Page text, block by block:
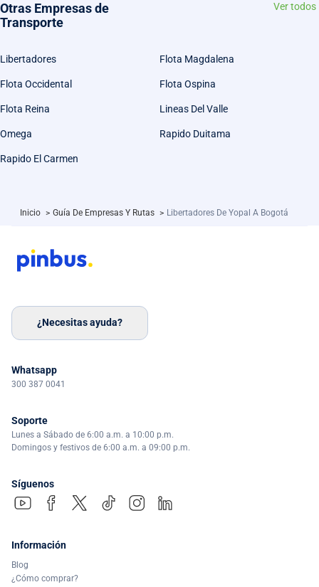
Otras Empresas de
Transporte
Ver todos
Libertadores Flota Magdalena
Flota Occidental Flota Ospina
Flota Reina Lineas Del Valle
Omega Rapido Duitama
Rapido El Carmen
Inicio > Guía De Empresas Y Rutas > Libertadores De Yopal A Bogotá
¿Necesitas ayuda?
Whatsapp
300 387 0041
Soporte
Lunes a Sábado de 6:00 a.m. a 10:00 p.m.
Domingos y festivos de 6:00 a.m. a 09:00 p.m.
Síguenos
Información
Blog
¿Cómo comprar?